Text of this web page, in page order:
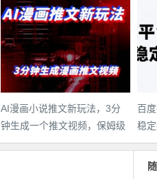
AI漫画小说推文新玩法，3分
钟生成一个推文视频，保姆级
教程【配项目操作和软件教
百
稳